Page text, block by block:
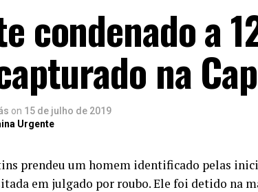
condenado a
na
on 15 de julho de 2019
Urgente
prendeu um homem identificado pelas
em julgado por roubo. Ele foi detido na